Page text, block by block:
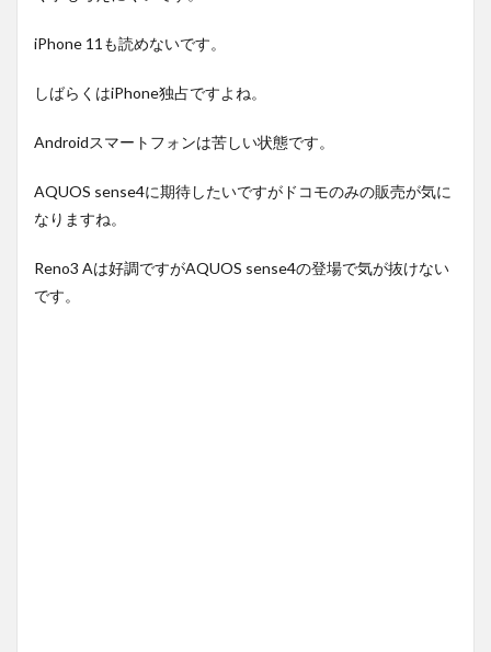
iPhone 11も読めないです。
しばらくはiPhone独占ですよね。
Androidスマートフォンは苦しい状態です。
AQUOS sense4に期待したいですがドコモのみの販売が気に
なりますね。
Reno3 Aは好調ですがAQUOS sense4の登場で気が抜けない
です。